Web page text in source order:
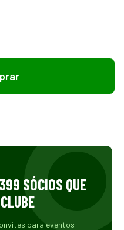
SÓCIOS QUE
para eventos